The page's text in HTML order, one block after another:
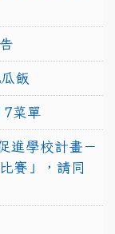
飯
菜單
進學校計畫－
賽」，請同